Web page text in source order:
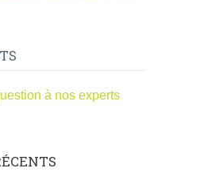
à nos experts